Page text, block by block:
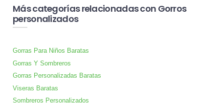
Más categorías relacionadas con Gorros
personalizados
Gorras Para Niños Baratas
Gorras Y Sombreros
Gorras Personalizadas Baratas
Viseras Baratas
Sombreros Personalizados